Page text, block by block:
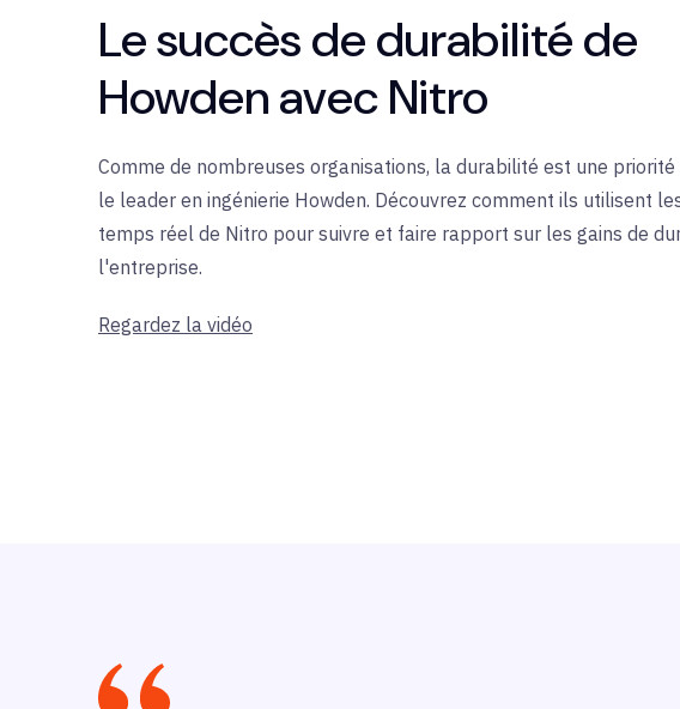
Le succès de durabilité de
Howden avec Nitro
Comme de nombreuses organisations, la durabilité est une
le leader en ingénierie Howden. Découvrez comment ils utilisent
temps réel de Nitro pour suivre et faire rapport sur les gains de
l'entreprise.
Regardez la vidéo